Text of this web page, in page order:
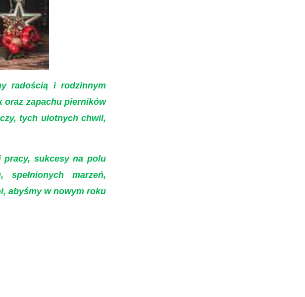
radością i rodzinnym
oraz zapachu pierników
tych ulotnych chwil,
pracy, sukcesy na polu
marzeń,
abyśmy w nowym roku